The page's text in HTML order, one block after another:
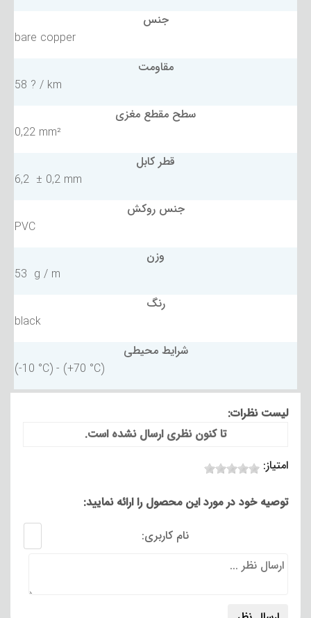
جنس
bare copper
مقاومت
58 ? / km
سطح مقطع مغزی
0,22 mm²
قطر کابل
6,2 ± 0,2 mm
جنس روکش
PVC
وزن
53 g / m
رنگ
black
شرایط محیطی
(-10 °C) - (+70 °C)
لیست نظرات:
تا کنون نظری ارسال نشده است.
امتیاز:
توصیه خود در مورد این محصول را ارائه نمایید:
نام کاربری: